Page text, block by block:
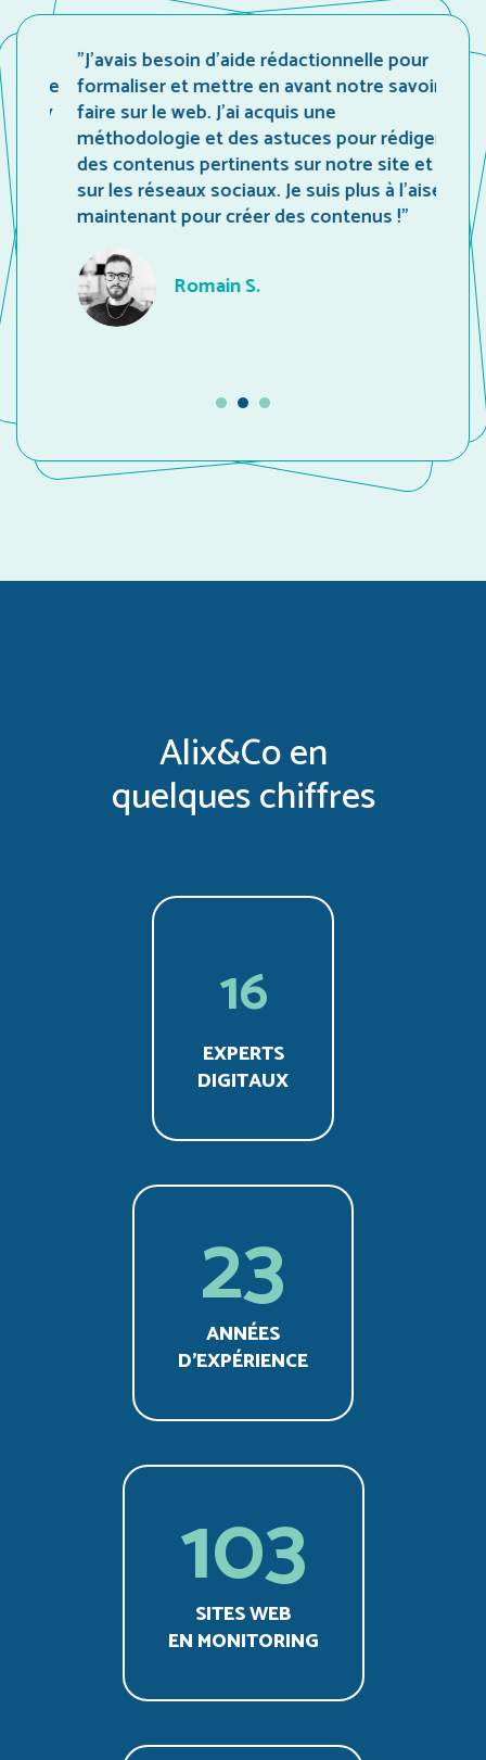
"J’avais besoin d’aide rédactionnelle pour
formaliser et mettre en avant notre savoir-
faire sur le web. J’ai acquis une
méthodologie et des astuces pour rédiger
des contenus pertinents sur notre site et
sur les réseaux sociaux. Je suis plus à l’aise
maintenant pour créer des contenus !"
Romain S.
«
Alix&Co en
quelques chiffres
16
EXPERTS
DIGITAUX
23
ANNÉES
D’EXPÉRIENCE
103
SITES WEB
EN MONITORING